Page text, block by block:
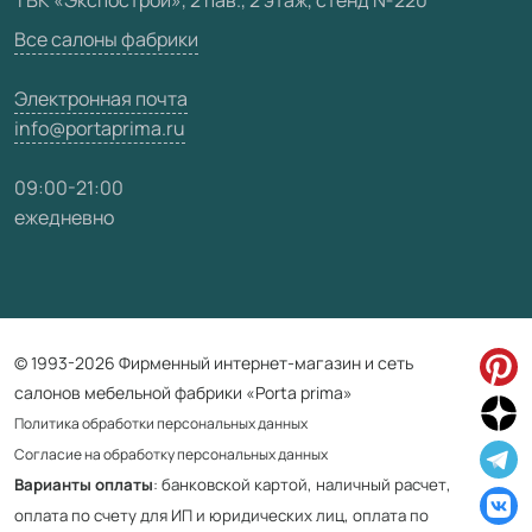
Все салоны фабрики
Электронная почта
info@portaprima.ru
09:00-21:00
ежедневно
© 1993-2026 Фирменный интернет-магазин и сеть
салонов мебельной фабрики «Porta prima»
Политика обработки персональных данных
Согласие на обработку персональных данных
Варианты оплаты: банковской картой, наличный расчет,
оплата по счету для ИП и юридических лиц, оплата по